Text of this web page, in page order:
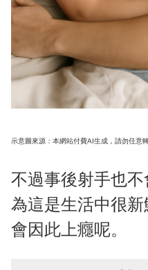
示意圖來源：本網站付費AI生成，請勿任意
不過事後射手也
為這是生活中很
會因此上癮呢。